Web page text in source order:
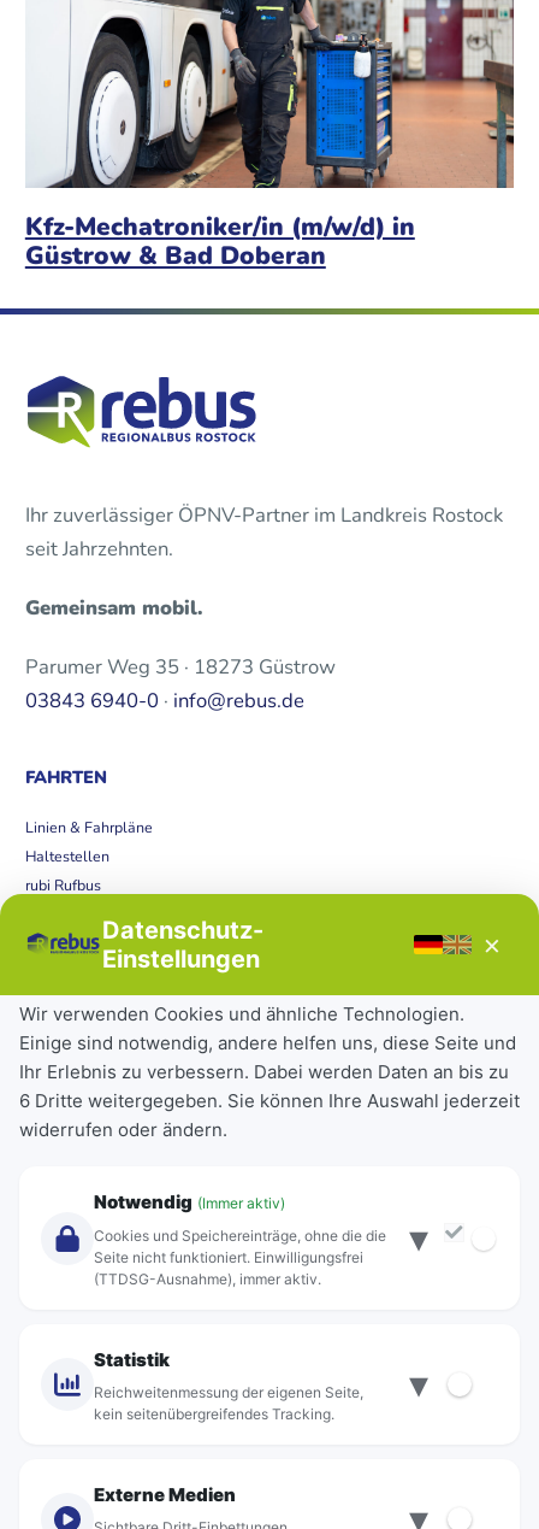
Kfz-Mechatroniker/in (m/w/d) in
Güstrow & Bad Doberan
Ihr zuverlässiger ÖPNV-Partner im Landkreis Rostock
seit Jahrzehnten.
Gemeinsam mobil.
Parumer Weg 35 · 18273 Güstrow
03843 6940-0 · info@rebus.de
FAHRTEN
Linien & Fahrpläne
Haltestellen
rubi Rufbus
Störungen
Tickets & Tarife
Deutschlandticket
Schülerkarte
Einzeltickets
Abonnements
Über Rebus
Standorte
Datenschutz-
Einstellungen
×
Wir verwenden Cookies und ähnliche Technologien.
Einige sind notwendig, andere helfen uns, diese Seite und
Ihr Erlebnis zu verbessern. Dabei werden Daten an bis zu
6 Dritte weitergegeben. Sie können Ihre Auswahl jederzeit
widerrufen oder ändern.
Notwendig (Immer aktiv)
Cookies und Speichereinträge, ohne die die
Seite nicht funktioniert. Einwilligungsfrei
(TTDSG-Ausnahme), immer aktiv.
▾
Statistik
Reichweitenmessung der eigenen Seite,
kein seitenübergreifendes Tracking.
▾
Externe Medien
▾